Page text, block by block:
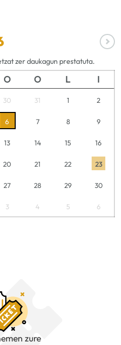
zer daukagun prestatuta.
O O L I
30 31 1 2
6 7 8 9
13 14 15 16
20 21 22 23
27 28 29 30
3 4 5 6
zure